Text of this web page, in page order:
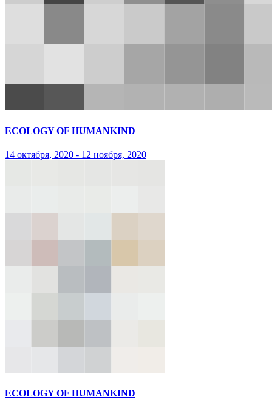
ECOLOGY OF HUMANKIND
14 октября, 2020 - 12 ноября, 2020
ECOLOGY OF HUMANKIND